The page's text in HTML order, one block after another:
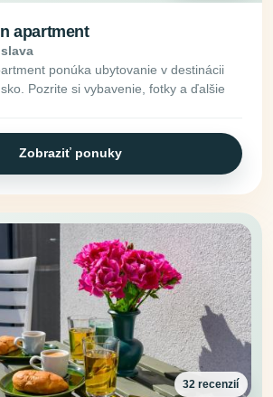
apartment
ponúka ubytovanie v destinácii
Pozrite si vybavenie, fotky a ďalšie
Zobraziť ponuky
32 recenzií